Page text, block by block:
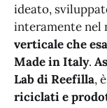
ideato,
interamente nel
verticale che
Made in Italy.
Lab di Reefilla,
riciclati e